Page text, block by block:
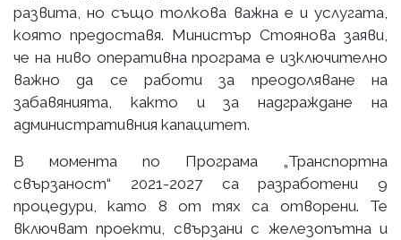
развита, но също толкова важна е и услугата,
която предоставя. Министър Стоянова заяви,
че на ниво оперативна програма е изключително
важно да се работи за преодоляване на
забавянията, както и за надграждане на
административния капацитет.
В момента по Програма „Транспортна
свързаност“ 2021-2027 са разработени 9
процедури, като 8 от тях са отворени. Те
включват проекти, свързани с железопътна и